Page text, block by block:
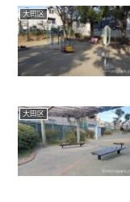
大田区
大田区